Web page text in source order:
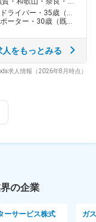
めます！
、高い定着率を誇
務、ドライバー…な
年収591万円／チーフドライバー・35歳（既婚・子2人）
・30歳（既婚・子2人）
をもっとみる
求人情報（2026年8月時点）
の企業
ーサービス株式
ガ